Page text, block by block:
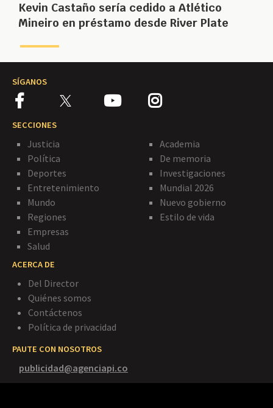
Kevin Castaño sería cedido a Atlético
Mineiro en préstamo desde River Plate
SÍGANOS
SECCIONES
Justicia
Política
Deportes
Entretenimiento
Mundo
Regiones
Empresas
Salud
Academia
De memoria
Investigaciones
Mundial 2026
Nuevo gobierno
Estilo de vida
ACERCA DE
Del Director
Quiénes somos
Contáctenos
Política de privacidad
PAUTE CON NOSOTROS
publicidad@agenciapi.co